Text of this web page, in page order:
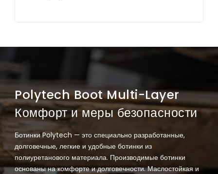
Polytech Boot Multi-Layer
Комфорт и меры безопасности
Ботинки Polytech — это специально разработанные,
долговечные, легкие и удобные ботинки из
полиуретанового материала. Производимые ботинки
основаны на комфорте и долговечности. Маслостойкая и